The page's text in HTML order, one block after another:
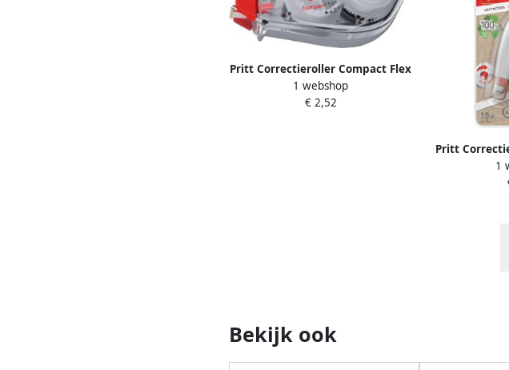
Pritt Correctieroller Compact Flex
4.2mmx10m
1 webshop
€ 2,52
Pritt
eco1
Bekijk ook